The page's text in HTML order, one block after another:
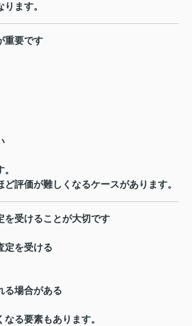
ます。
重要です
評価が難しくなるケースがあります。
を受けることが大切です
定を受ける
る場合がある
る要素もあります。